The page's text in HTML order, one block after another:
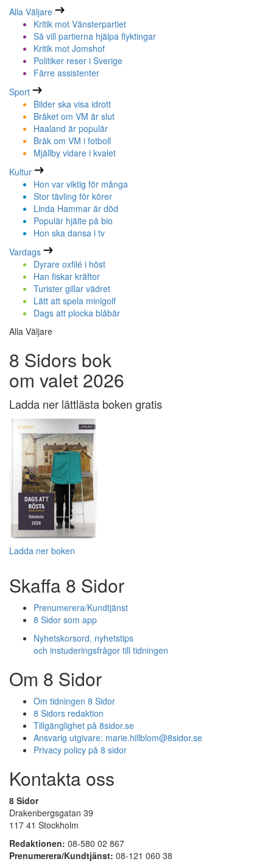
Alla Väljare
Kritik mot Vänsterpartiet
Så vill partierna hjälpa flyktingar
Kritik mot Jomshof
Politiker reser i Sverige
Färre assistenter
Sport
Bilder ska visa idrott
Bråket om VM är slut
Haaland är populär
Bråk om VM i fotboll
Mjällby vidare i kvalet
Kultur
Hon var viktig för många
Stor tävling för körer
Linda Hammar är död
Populär hjälte på bio
Hon ska dansa i tv
Vardags
Dyrare oxfilé i höst
Han fiskar kräftor
Turister gillar vädret
Lätt att spela minigolf
Dags att plocka blåbär
Alla Väljare
8 Sidors bok
om valet 2026
Ladda ner lättlästa boken gratis
Ladda ner boken
Skaffa 8 Sidor
Prenumerera/Kundtjänst
8 Sidor som app
Nyhetskorsord, nyhetstips
och instuderingsfrågor till tidningen
Om 8 Sidor
Om tidningen 8 Sidor
8 Sidors redaktion
Tillgänglighet på 8sidor.se
Ansvarig utgivare: marie.hillblom@8sidor.se
Privacy policy på 8 sidor
Kontakta oss
8 Sidor
Drakenbergsgatan 39
117 41 Stockholm
Redaktionen: 08-580 02 867
Prenumerera/Kundtjänst: 08-121 060 38